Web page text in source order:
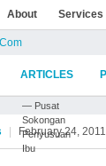
About Services
— Pusat
Sokongan
Penyusuan
Ibu
ARTICLES
February 24,